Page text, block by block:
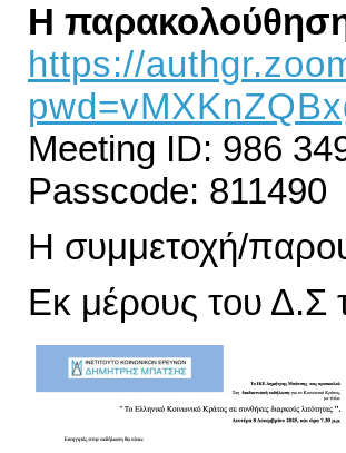
Η παρακολούθηση
https://
Meeting ID: 986
Passcode: 811490
Η συμμετοχή/
Εκ μέρους του Δ.Σ